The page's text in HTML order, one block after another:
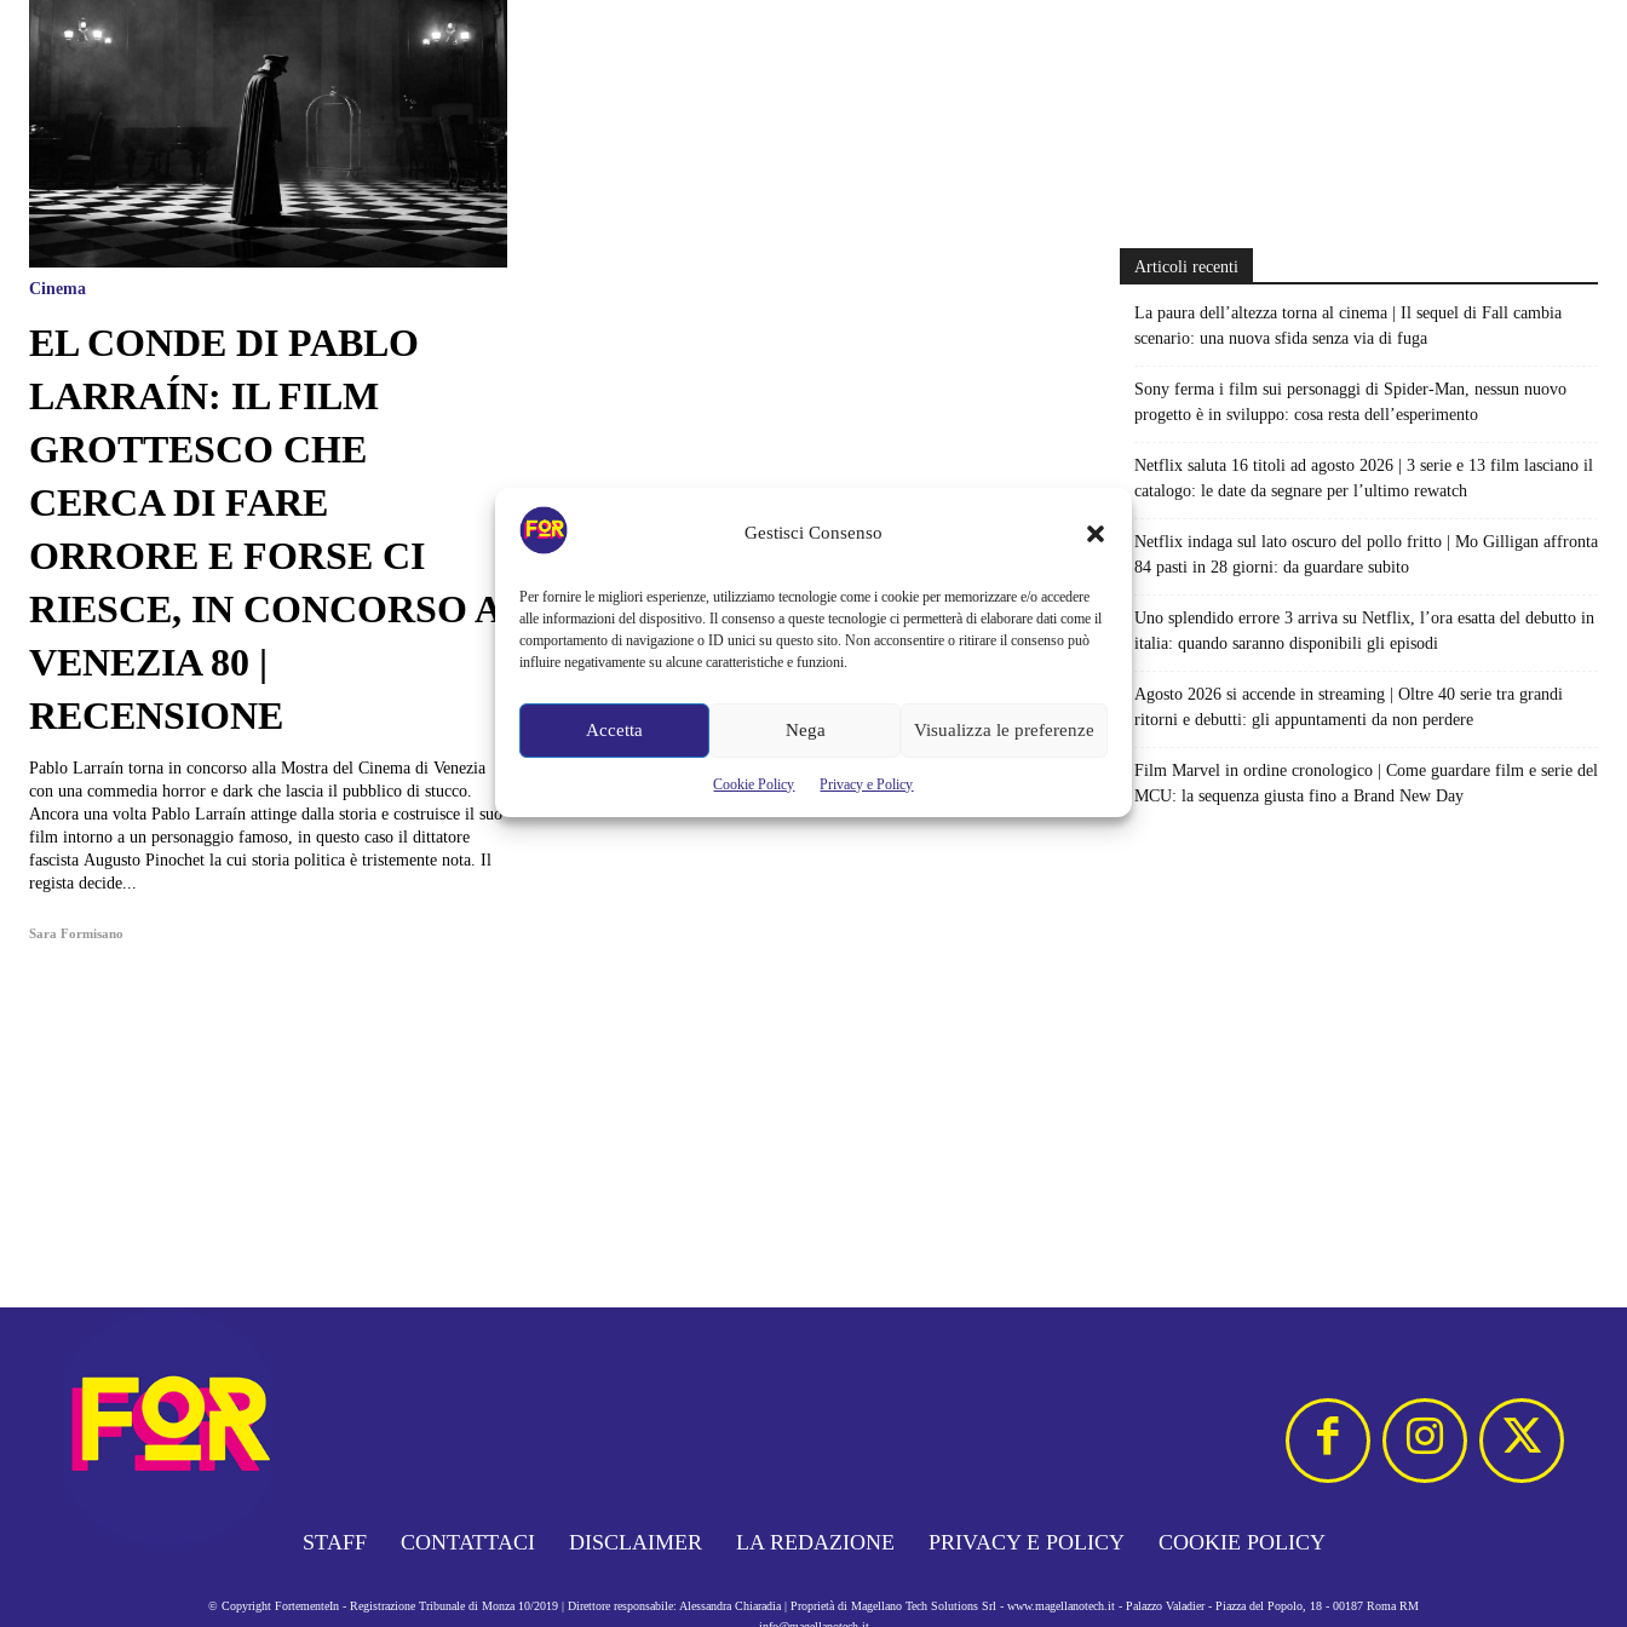
Gestisci Consenso
Per fornire le migliori esperienze, utilizziamo tecnologie come i cookie per memorizzare e/o accedere
alle informazioni del dispositivo. Il consenso a queste tecnologie ci permetterà di elaborare dati come il
comportamento di navigazione o ID unici su questo sito. Non acconsentire o ritirare il consenso può
influire negativamente su alcune caratteristiche e funzioni.
Accetta Nega Visualizza le preferenze
Cookie Policy Privacy e Policy
Cinema
EL CONDE DI PABLO
LARRAÍN: IL FILM
GROTTESCO CHE
CERCA DI FARE
ORRORE E FORSE CI
RIESCE, IN CONCORSO A
VENEZIA 80 |
RECENSIONE
Pablo Larraín torna in concorso alla Mostra del Cinema di Venezia
con una commedia horror e dark che lascia il pubblico di stucco.
Ancora una volta Pablo Larraín attinge dalla storia e costruisce il suo
film intorno a un personaggio famoso, in questo caso il dittatore
fascista Augusto Pinochet la cui storia politica è tristemente nota. Il
regista decide...
Sara Formisano
Articoli recenti
La paura dell’altezza torna al cinema | Il sequel di Fall cambia
scenario: una nuova sfida senza via di fuga
Sony ferma i film sui personaggi di Spider-Man, nessun nuovo
progetto è in sviluppo: cosa resta dell’esperimento
Netflix saluta 16 titoli ad agosto 2026 | 3 serie e 13 film lasciano il
catalogo: le date da segnare per l’ultimo rewatch
Netflix indaga sul lato oscuro del pollo fritto | Mo Gilligan affronta
84 pasti in 28 giorni: da guardare subito
Uno splendido errore 3 arriva su Netflix, l’ora esatta del debutto in
italia: quando saranno disponibili gli episodi
Agosto 2026 si accende in streaming | Oltre 40 serie tra grandi
ritorni e debutti: gli appuntamenti da non perdere
Film Marvel in ordine cronologico | Come guardare film e serie del
MCU: la sequenza giusta fino a Brand New Day
STAFF CONTATTACI DISCLAIMER LA REDAZIONE PRIVACY E POLICY COOKIE POLICY
© Copyright FortementeIn - Registrazione Tribunale di Monza 10/2019 | Direttore responsabile: Alessandra Chiaradia | Proprietà di Magellano Tech Solutions Srl - www.magellanotech.it - Palazzo Valadier - Piazza del Popolo, 18 - 00187 Roma RM